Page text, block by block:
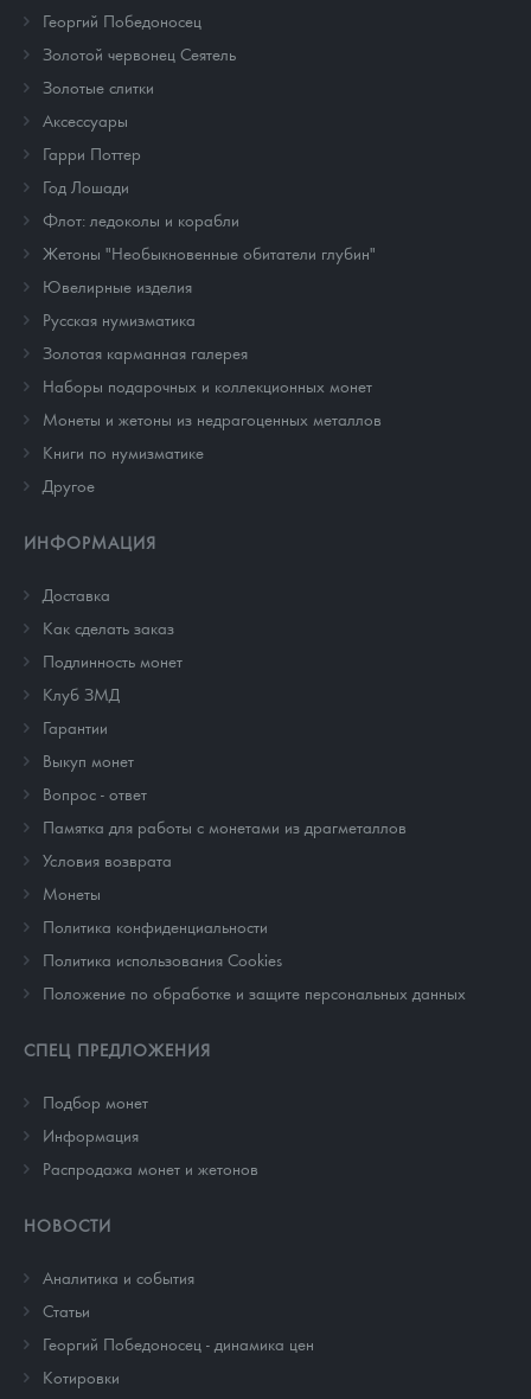
Георгий Победоносец
Золотой червонец Сеятель
Золотые слитки
Аксессуары
Гарри Поттер
Год Лошади
Флот: ледоколы и корабли
Жетоны "Необыкновенные обитатели глубин"
Ювелирные изделия
Русская нумизматика
Золотая карманная галерея
Наборы подарочных и коллекционных монет
Монеты и жетоны из недрагоценных металлов
Книги по нумизматике
Другое
ИНФОРМАЦИЯ
Доставка
Как сделать заказ
Подлинность монет
Клуб ЗМД
Гарантии
Выкуп монет
Вопрос - ответ
Памятка для работы с монетами из драгметаллов
Условия возврата
Монеты
Политика конфиденциальности
Политика использования Cookies
Положение по обработке и защите персональных данных
СПЕЦ ПРЕДЛОЖЕНИЯ
Подбор монет
Информация
Распродажа монет и жетонов
НОВОСТИ
Аналитика и события
Cтатьи
Георгий Победоносец - динамика цен
Котировки